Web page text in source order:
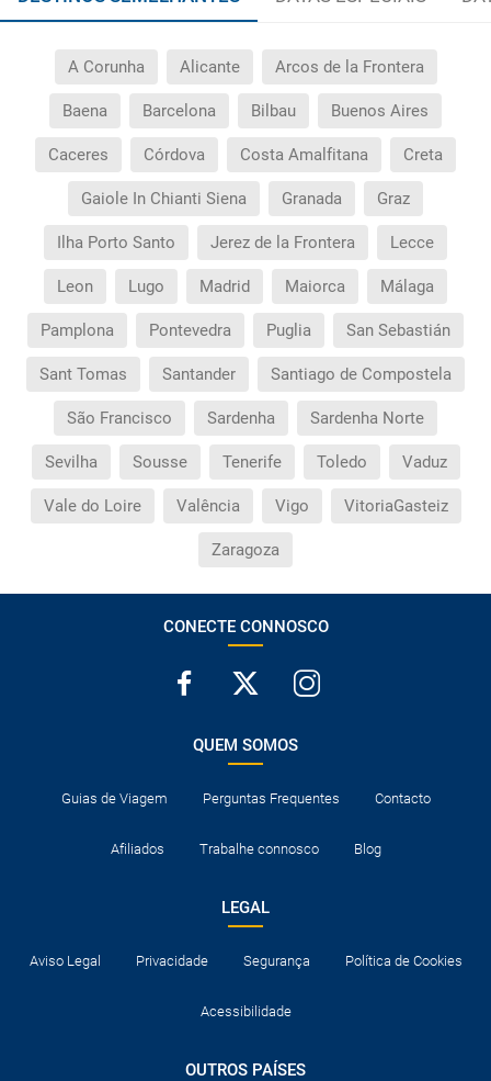
A Corunha Alicante Arcos de la Frontera
Baena Barcelona Bilbau Buenos Aires
Caceres Córdova Costa Amalfitana Creta
Gaiole In Chianti Siena Granada Graz
Ilha Porto Santo Jerez de la Frontera Lecce
Leon Lugo Madrid Maiorca Málaga
Pamplona Pontevedra Puglia San Sebastián
Sant Tomas Santander Santiago de Compostela
São Francisco Sardenha Sardenha Norte
Sevilha Sousse Tenerife Toledo Vaduz
Vale do Loire Valência Vigo VitoriaGasteiz
Zaragoza
CONECTE CONNOSCO
QUEM SOMOS
Guias de Viagem Perguntas Frequentes Contacto
Afiliados Trabalhe connosco Blog
LEGAL
Aviso Legal Privacidade Segurança Política de Cookies
Acessibilidade
OUTROS PAÍSES